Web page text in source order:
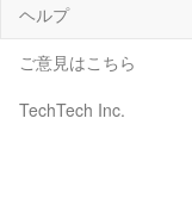
ヘルプ
ご意見はこちら
TechTech Inc.